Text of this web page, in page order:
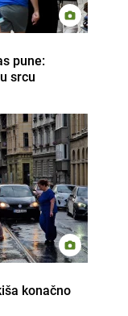
pune:
srcu
konačno